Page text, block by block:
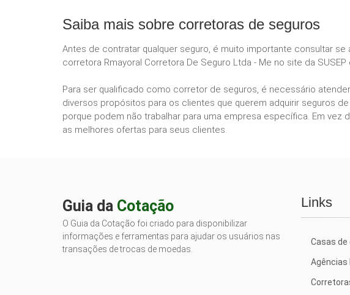
Saiba mais sobre corretoras de seguros
Antes de contratar qualquer seguro, é muito importante consultar
corretora Rmayoral Corretora De Seguro Ltda - Me no site da
Para ser qualificado como corretor de seguros, é necessário
diversos propósitos para os clientes que querem adquirir seguros
porque podem não trabalhar para uma empresa específica. Em
as melhores ofertas para seus clientes.
Guia da Cotação
O Guia da Cotação foi criado para disponibilizar
informações e ferramentas para ajudar os usuários nas
transações de trocas de moedas.
Links
Casas de
Agências